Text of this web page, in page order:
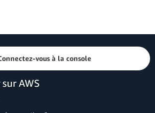
vous à la console
AWS